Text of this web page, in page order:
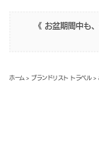
《 お盆期間中も
ホーム >ブランドリスト トラベル>